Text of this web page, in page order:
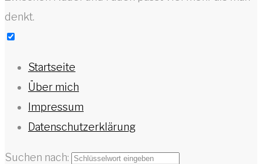
denkt.
Startseite
Über mich
Impressum
Datenschutzerklärung
Suchen nach: